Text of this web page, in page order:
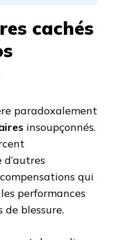
cachés
paradoxalement
insoupçonnés.
qui
performances
blessure.